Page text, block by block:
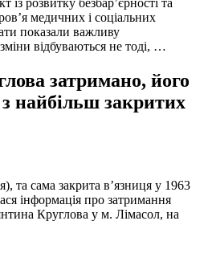
із розвитку безбар’єрності та
медичних і соціальних
показали важливу
відбуваються не тоді, …
затримано, його
найбільш закритих
та сама закрита в’язниця у 1963
інформація про затримання
Круглова у м. Лімасол, на